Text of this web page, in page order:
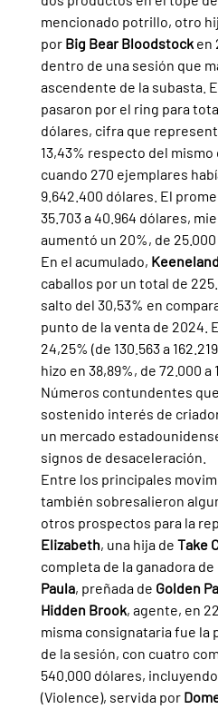
mencionado potrillo, otro
por Big Bear Bloodstock en
dentro de una sesión que
ascendente de la subasta.
pasaron por el ring para
dólares, cifra que
13,43% respecto del
cuando 270 ejemplares
9.642.400 dólares. El
35.703 a 40.964 dólares,
aumentó un 20%, de 25.000
En el acumulado,
caballos por un total de
salto del 30,53% en
punto de la venta de 2024.
24,25% (de 130.563 a
hizo en 38,89%, de 72.000 a
Números contundentes
sostenido interés de
un mercado
signos de desaceleración.
Entre los principales
también sobresalieron
otros prospectos para la
Elizabeth, una hija de Take
completa de la ganadora de
Paula, preñada de Golden
Hidden Brook, agente, en
misma consignataria fue la
de la sesión, con cuatro
540.000 dólares, incluyendo
(Violence), servida por